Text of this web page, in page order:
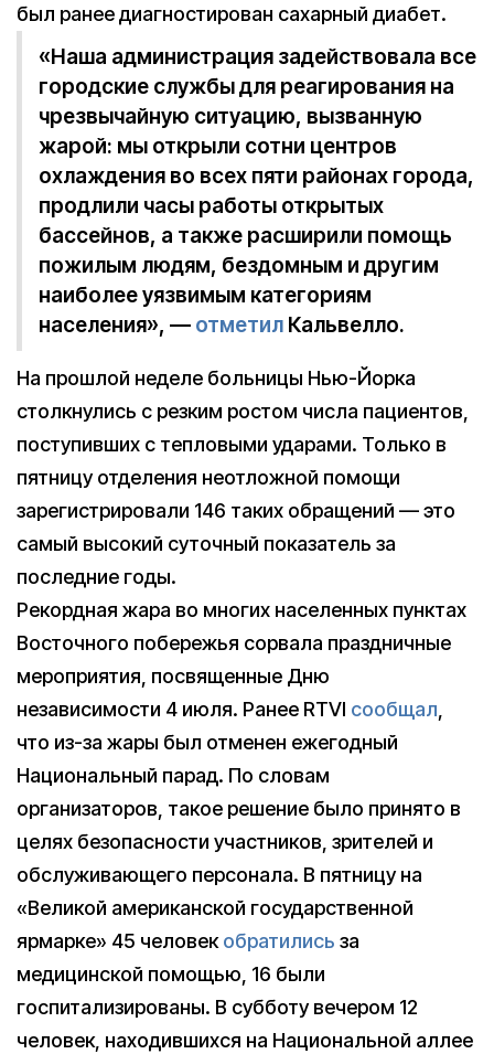
был ранее диагностирован сахарный диабет.
«Наша администрация задействовала все
городские службы для реагирования на
чрезвычайную ситуацию, вызванную
жарой: мы открыли сотни центров
охлаждения во всех пяти районах города,
продлили часы работы открытых
бассейнов, а также расширили помощь
пожилым людям, бездомным и другим
наиболее уязвимым категориям
населения», — отметил Кальвелло.
На прошлой неделе больницы Нью-Йорка
столкнулись с резким ростом числа пациентов,
поступивших с тепловыми ударами. Только в
пятницу отделения неотложной помощи
зарегистрировали 146 таких обращений — это
самый высокий суточный показатель за
последние годы.
Рекордная жара во многих населенных пунктах
Восточного побережья сорвала праздничные
мероприятия, посвященные Дню
независимости 4 июля. Ранее RTVI сообщал,
что из-за жары был отменен ежегодный
Национальный парад. По словам
организаторов, такое решение было принято в
целях безопасности участников, зрителей и
обслуживающего персонала. В пятницу на
«Великой американской государственной
ярмарке» 45 человекобратились за
медицинской помощью, 16 были
госпитализированы. В субботу вечером 12
человек, находившихся на Национальной аллее